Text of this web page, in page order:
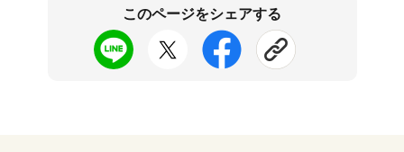
このページをシェアする